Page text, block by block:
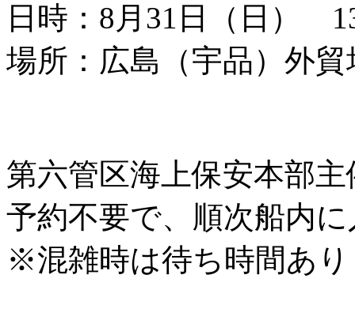
日時：8月31日（日）
場所：広島（宇品）外
第六管区海上保安本部
予約不要で、順次船内
※混雑時は待ち時間あり